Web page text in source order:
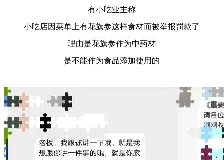
有小吃业主称
小吃店因菜单上有花旗参这样食材而被举报罚款了
理由是花旗参作为中药材
是不能作为食品添加使用的